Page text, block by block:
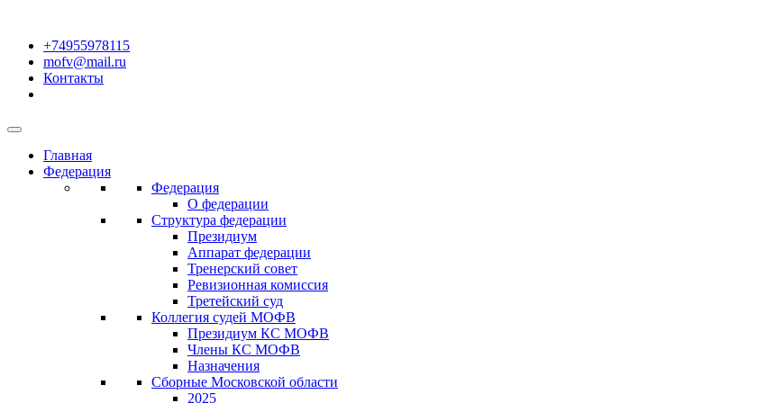
+74955978115
mofv@mail.ru
Контакты
Главная
Федерация
Федерация
О федерации
Структура федерации
Президиум
Аппарат федерации
Тренерский совет
Ревизионная комиссия
Третейский суд
Коллегия судей МОФВ
Президиум КС МОФВ
Члены КС МОФВ
Назначения
Сборные Московской области
2025